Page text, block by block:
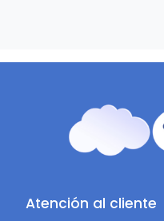
Atención al cliente